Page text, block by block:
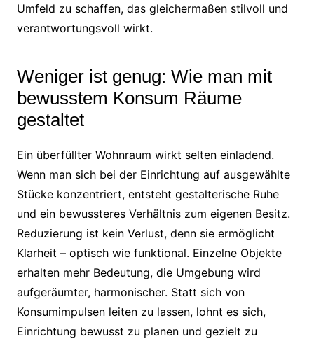
Umfeld zu schaffen, das gleichermaßen stilvoll und
verantwortungsvoll wirkt.
Weniger ist genug: Wie man mit
bewusstem Konsum Räume
gestaltet
Ein überfüllter Wohnraum wirkt selten einladend.
Wenn man sich bei der Einrichtung auf ausgewählte
Stücke konzentriert, entsteht gestalterische Ruhe
und ein bewussteres Verhältnis zum eigenen Besitz.
Reduzierung ist kein Verlust, denn sie ermöglicht
Klarheit – optisch wie funktional. Einzelne Objekte
erhalten mehr Bedeutung, die Umgebung wird
aufgeräumter, harmonischer. Statt sich von
Konsumimpulsen leiten zu lassen, lohnt es sich,
Einrichtung bewusst zu planen und gezielt zu